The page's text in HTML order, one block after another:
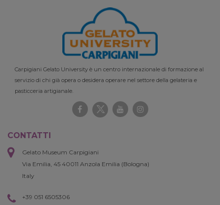
Carpigiani Gelato University è un centro internazionale di formazione al
servizio di chi già opera o desidera operare nel settore della gelateria e
pasticceria artigianale.
CONTATTI
Gelato Museum Carpigiani
Via Emilia, 45 40011 Anzola Emilia (Bologna)
Italy
+39 051 6505306